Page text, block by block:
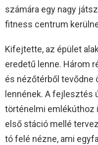
számára egy nagy
fitness centrum
Kifejtette, az épület
eredetű lenne. Három
és nézőtérből tevődne
lennének. A fejlesztés
történelmi emlékúthoz
első stáció mellé
tó felé nézne, ami